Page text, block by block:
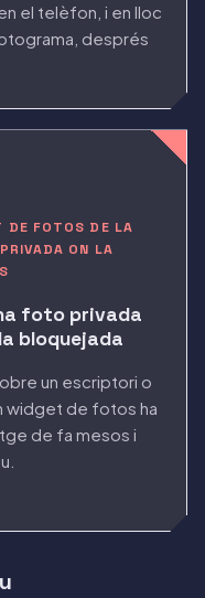
el telèfon, i en lloc
després
que mai no
DE FOTOS DE LA
ON LA
foto privada
bloquejada
un escriptori o
widget de fotos ha
de fa mesos i